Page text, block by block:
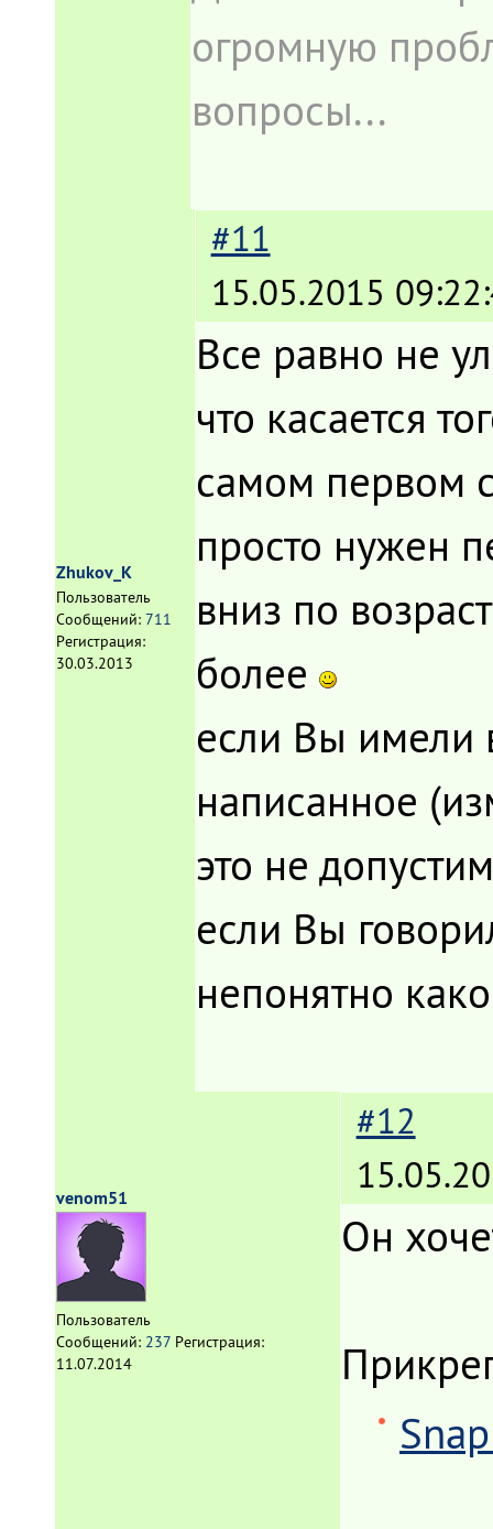
огромную
вопросы...
Zhukov_K
Пользователь
Сообщений: 711
Регистрация:
30.03.2013
#11
15.05.2015
Все равно не
что касается
самом первом
просто нужен
вниз по
более
если Вы имели
написанное
это не
если Вы
непонятно
venom51
Пользователь
Сообщений: 237 Регистрация:
11.07.2014
#12
Он